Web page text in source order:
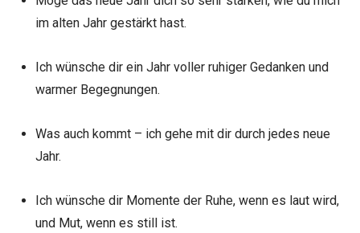
im alten Jahr gestärkt hast.
Ich wünsche dir ein Jahr voller ruhiger Gedanken und
warmer Begegnungen.
Was auch kommt – ich gehe mit dir durch jedes neue
Jahr.
Ich wünsche dir Momente der Ruhe, wenn es laut wird,
und Mut, wenn es still ist.